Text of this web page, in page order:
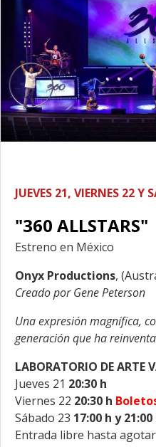
JUEVES 21, VIERNES 22 Y
"360 ALLSTARS"
Estreno en México
Onyx Productions,
Creado por Gene Peterson
Una expresión magnífica,
generación que ha
LABORATORIO DE ARTE
Jueves 21 20:30 h
Viernes 22 20:30 h
Sábado 23 17:00 h y 21:00
Entrada libre hasta